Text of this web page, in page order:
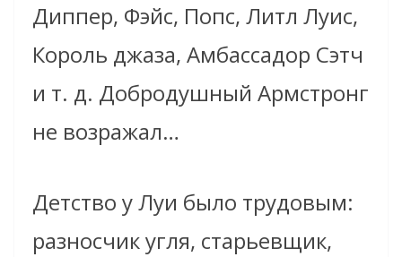
Диппер, Фэйс, Попс, Литл Луис,
Король джаза, Амбассадор Сэтч
и т. д. Добродушный Армстронг
не возражал…
Детство у Луи было трудовым:
разносчик угля, старьевщик,